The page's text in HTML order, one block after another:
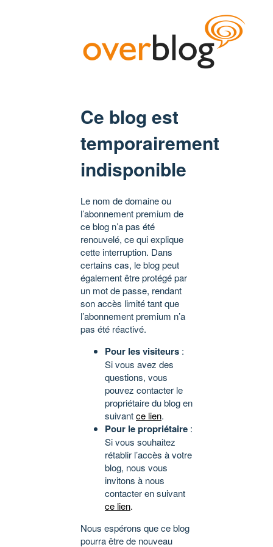
Ce blog est
temporairement
indisponible
Le nom de domaine ou
l’abonnement premium de
ce blog n’a pas été
renouvelé, ce qui explique
cette interruption. Dans
certains cas, le blog peut
également être protégé par
un mot de passe, rendant
son accès limité tant que
l’abonnement premium n’a
pas été réactivé.
Pour les visiteurs :
Si vous avez des
questions, vous
pouvez contacter le
propriétaire du blog en
suivantce lien.
Pour le propriétaire :
Si vous souhaitez
rétablir l’accès à votre
blog, nous vous
invitons à nous
contacter en suivant
ce lien.
Nous espérons que ce blog
pourra être de nouveau